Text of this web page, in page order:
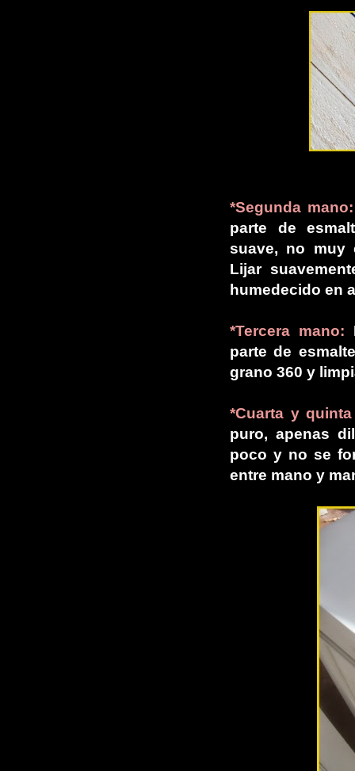
*Segunda mano:
parte de
suave, no muy
Lijar
humedecido en
*Tercera mano:
parte de
grano 360 y
*Cuarta y
puro, apenas
poco y no se
entre mano y